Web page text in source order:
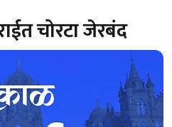
चोरटा जेरबंद